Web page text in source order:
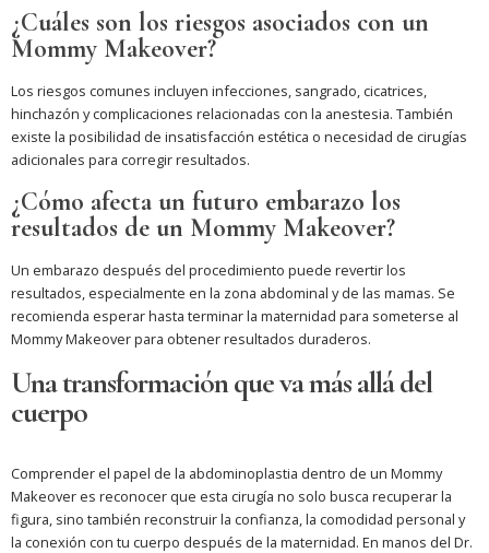
¿Cuáles son los riesgos asociados con un
Mommy Makeover?
Los riesgos comunes incluyen infecciones, sangrado, cicatrices,
hinchazón y complicaciones relacionadas con la anestesia. También
existe la posibilidad de insatisfacción estética o necesidad de cirugías
adicionales para corregir resultados.
¿Cómo afecta un futuro embarazo los
resultados de un Mommy Makeover?
Un embarazo después del procedimiento puede revertir los
resultados, especialmente en la zona abdominal y de las mamas. Se
recomienda esperar hasta terminar la maternidad para someterse al
Mommy Makeover para obtener resultados duraderos.
Una transformación que va más allá del
cuerpo
Comprender el papel de la abdominoplastia dentro de un Mommy
Makeover es reconocer que esta cirugía no solo busca recuperar la
figura, sino también reconstruir la confianza, la comodidad personal y
la conexión con tu cuerpo después de la maternidad. En manos del Dr.